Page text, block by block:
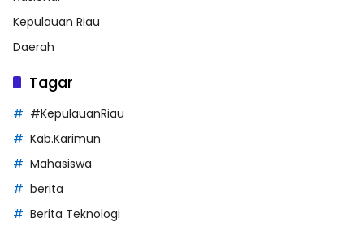
Kepulauan Riau
Daerah
Tagar
#KepulauanRiau
Kab.Karimun
Mahasiswa
berita
Berita Teknologi